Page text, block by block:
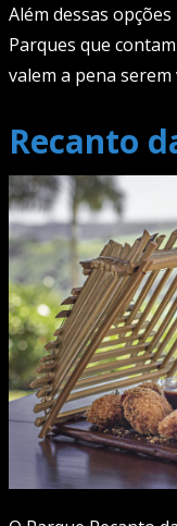
Além dessas
Parques que
valem a pena serem
Recanto